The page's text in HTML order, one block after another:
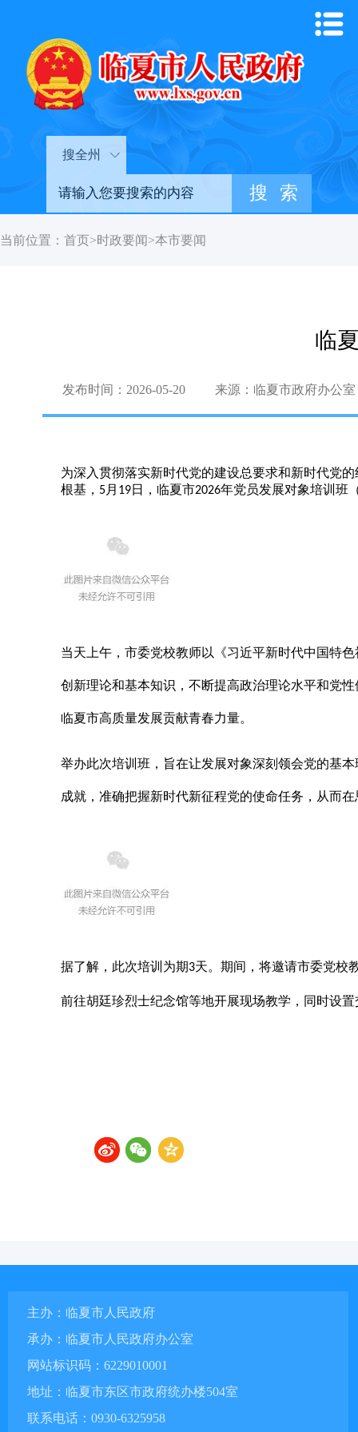
搜全州
当前位置： 首页>时政要闻 >本市要闻
临
发布时间：2026-05-20 来源：临夏市政府办公室
为深入贯彻落实新时代党的建设总要求和新时代党
根基， 5月 19日 ， 临夏市2026年党员发展对象培训班
当天上午， 市委党校教师以《习近平新时代中国特
创新理论和基本知识，不断提高政治理论水平和党
临夏市高质量发展贡献青春力量。
举办此次培训班 ， 旨在让发展对象深刻领会党的基
成就，准确把握新时代新征程党的使命任务，从而
据了解，此次培训为期3天。期间 ， 将邀请市委党校
前往胡廷珍烈士纪念馆等地开展现场教学，同时设
主办：临夏市人民政府
承办：临夏市人民政府办公室
网站标识码：6229010001
地址：临夏市东区市政府统办楼504室
联系电话：0930-6325958